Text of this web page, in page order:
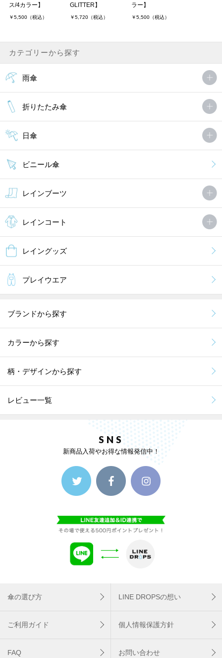
ス/4カラー】
￥5,500（税込）
GLITTER】
￥5,720（税込）
ラー】
￥5,500（税込）
カテゴリーから探す
雨傘
折りたたみ傘
日傘
ビニール傘
レインブーツ
レインコート
レイングッズ
プレイウエア
ブランドから探す
カラーから探す
柄・デザインから探す
レビュー一覧
SNS
新商品入荷やお得な情報発信中！
傘の選び方 LINE DROPSの想い
ご利用ガイド 個人情報保護方針
FAQ お問い合わせ